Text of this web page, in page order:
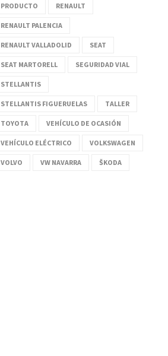
PRODUCTO RENAULT
RENAULT PALENCIA
RENAULT VALLADOLID SEAT
SEAT MARTORELL SEGURIDAD VIAL
STELLANTIS
STELLANTIS FIGUERUELAS TALLER
TOYOTA VEHÍCULO DE OCASIÓN
VEHÍCULO ELÉCTRICO VOLKSWAGEN
VOLVO VW NAVARRA ŠKODA